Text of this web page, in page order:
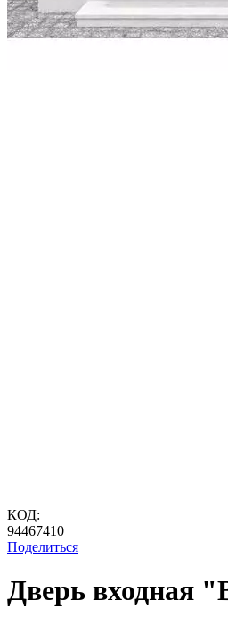
КОД:
94467410
Поделиться
Дверь входная